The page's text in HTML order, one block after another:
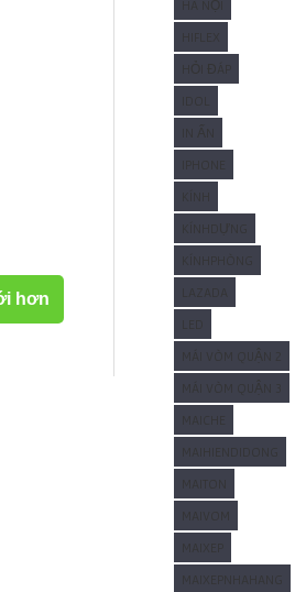
hơn
HÀ NỘI
HỎI ĐÁP
KÍNHDỰNG
LAZADA
MÁI VÒM QUẬN 2
MÁI VÒM QUẬN 3
MAICHE
MAIHIENDIDONG
MAITON
MAIVOM
MAIXEP
MAIXEPNHAHANG